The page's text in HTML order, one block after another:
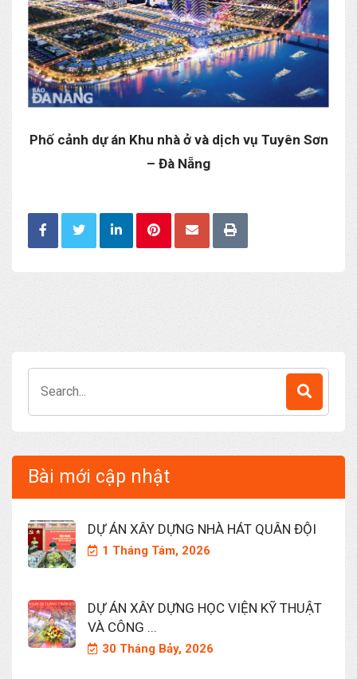
Phố cảnh dự án Khu nhà ở và dịch vụ Tuyên Sơn
– Đà Nẵng
for:
Bài mới cập nhật
DỰ ÁN XÂY DỰNG NHÀ HÁT QUÂN ĐỘI
1 Tháng Tám, 2026
DỰ ÁN XÂY DỰNG HỌC VIỆN KỸ THUẬT
VÀ CÔNG ...
30 Tháng Bảy, 2026